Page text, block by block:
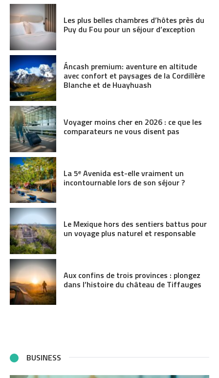
Les plus belles chambres d’hôtes près du
Puy du Fou pour un séjour d’exception
Áncash premium: aventure en altitude
avec confort et paysages de la Cordillère
Blanche et de Huayhuash
Voyager moins cher en 2026 : ce que les
comparateurs ne vous disent pas
La 5ᵉ Avenida est-elle vraiment un
incontournable lors de son séjour ?
Le Mexique hors des sentiers battus pour
un voyage plus naturel et responsable
Aux confins de trois provinces : plongez
dans l’histoire du château de Tiffauges
BUSINESS